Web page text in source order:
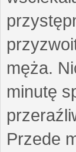
męża.
minutę
Przede